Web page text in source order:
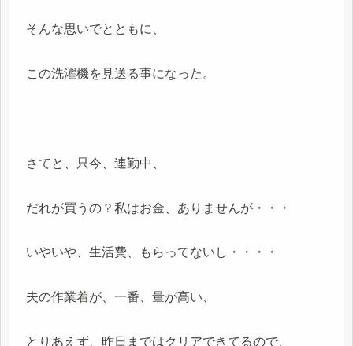
そんな思いでとともに、
この洗濯機を見送る事になった。
さてと、只今、連勤中、
だれが買うの？私はお金、ありませんが・・・
いやいや、生活費、もらってないし・・・・
夫の作業着が、一番、量が高い、
とりあえず、昨日まではクリアできてるので、